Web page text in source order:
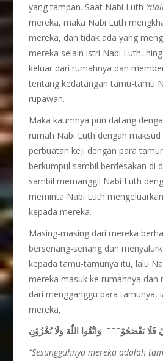
yang tampan. Saat Nabi Luth
mereka, maka Nabi Luth
mereka, dan tidak ada yang
mereka selain istri Nabi Luth,
keluar dari rumahnya dan
tentang kedatangan tamu-tamu
rupawan.
Maka kaumnya pun datang
rumah Nabi Luth dengan
perbuatan keji dengan para
berkumpul sambil berdesakan di
sambil memanggil Nabi Luth
meminta Nabi Luth
kepada mereka.
Masing-masing dari mereka
bersenang-senang dan
kepada tamu-tamunya itu, lalu
mereka masuk ke rumahnya dan
dari mengganggu para tamunya,
mereka,
تَفْضَحُوْنِۙ وَاتَّقُوا اللّٰهَ وَلَا تُخْزُوْنِ
“Sesungguhnya mereka adalah